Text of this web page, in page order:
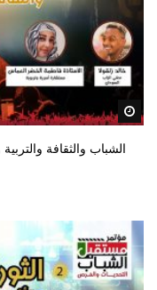
الشباب والثقافة